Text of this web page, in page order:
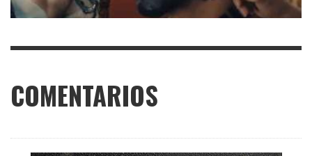
COMENTARIOS